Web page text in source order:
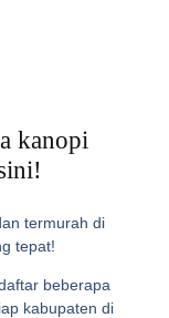
kanopi
termurah di
tepat!
beberapa
kabupaten di